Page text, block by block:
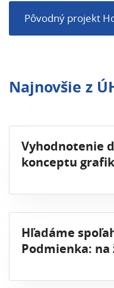
Pôvodný projekt
Najnovšie z
Vyhodnotenie
konceptu
Hľadáme
Podmienka: na